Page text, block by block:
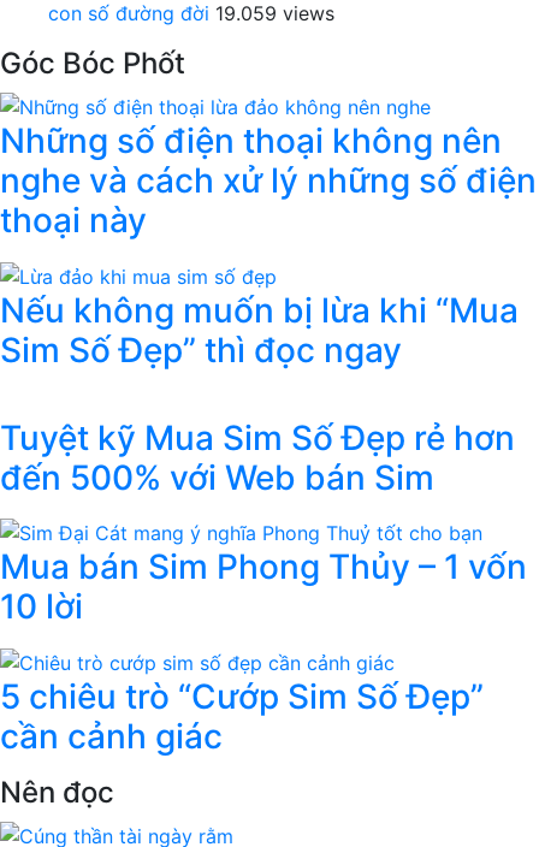
con số đường đời 19.059 views
Góc Bóc Phốt
Những số điện thoại không nên
nghe và cách xử lý những số điện
thoại này
Nếu không muốn bị lừa khi “Mua
Sim Số Đẹp” thì đọc ngay
Tuyệt kỹ Mua Sim Số Đẹp rẻ hơn
đến 500% với Web bán Sim
Mua bán Sim Phong Thủy – 1 vốn
10 lời
5 chiêu trò “Cướp Sim Số Đẹp”
cần cảnh giác
Nên đọc